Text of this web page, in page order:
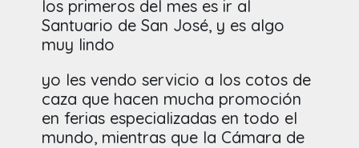
los primeros del mes es ir al
Santuario de San José, y es algo
muy lindo
yo les vendo servicio a los cotos de
caza que hacen mucha promoción
en ferias especializadas en todo el
mundo, mientras que la Cámara de